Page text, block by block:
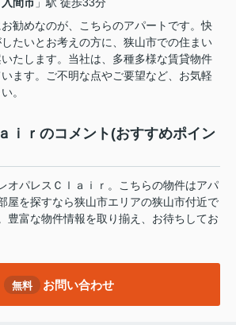
入間市 」駅 徒歩33分
勧めなのが、こちらのアパートです。快
たいとお考えの方に、狭山市での住まい
たします。当社は、多種多様な賃貸物件
ます。ご不明な点やご要望など、お気軽
。
ｉｒのコメント(おすすめポイン
オパレスＣｌａｉｒ。こちらの物件はアパ
屋を探すなら狭山市エリアの狭山市付近で
豊富な物件情報を取り揃え、お待ちしてお
無料 お問い合わせ